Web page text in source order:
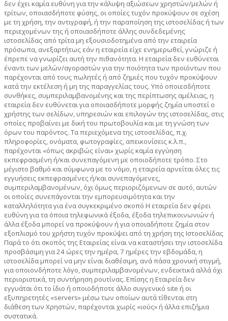
δεν έχει καμία ευθύνη για την κάλυψη αξιώσεων χρηστών/μελών ή
τρίτων, οποιασδήποτε φύσης, οι οποίες τυχόν προκύψουν σε σχέση
με τη χρήση, την αντιγραφή, ή την παραποίηση της ιστοσελίδας ή των
περιεχομένων της ή οποιασδήποτε άλλης συνδεδεμένης
ιστοσελίδας από τρίτα μη εξουσιοδοτημένα από την εταιρεία
πρόσωπα, ανεξαρτήτως εάν η εταιρεία είχε ενημερωθεί, γνώριζε ή
έπρεπε να γνωρίζει αυτή την πιθανότητα. Η εταιρεία δεν ευθύνεται
έναντι των μελών/αγοραστών για την ποιότητα των προϊόντων που
παρέχονται από τους πωλητές ή από ζημιές που τυχόν προκύψουν
κατά την εκτέλεση ή μη της παραγγελίας τους. Υπό οποιεσδήποτε
συνθήκες, συμπεριλαμβανομένης και της περίπτωσης αμέλειας, η
εταιρεία δεν ευθύνεται για οποιασδήποτε μορφής ζημία υποστεί ο
χρήστης των σελίδων, υπηρεσιών και επιλογών της ιστοσελίδας, στις
οποίες προβαίνει με δική του πρωτοβουλία και με τη γνώση των
όρων του παρόντος. Τα περιεχόμενα της ιστοσελίδας, π.χ.
πληροφορίες, ονόματα, φωτογραφίες, απεικονίσεις κ.λ.π.,
παρέχονται «όπως ακριβώς είναι» χωρίς καμία εγγύηση
εκπεφρασμένη ή/και συνεπαγόμενη με οποιοδήποτε τρόπο. Στο
μέγιστο βαθμό και σύμφωνα με το νόμο, η εταιρεία αρνείται όλες τις
εγγυήσεις εκπεφρασμένες ή/και συνεπαγόμενες,
συμπεριλαμβανομένων, όχι όμως περιοριζόμενων σε αυτό, αυτών
οι οποίες συνεπάγονται την εμπορευσιμότητα και την
καταλληλότητα για ένα συγκεκριμένο σκοπό Η εταιρεία δεν φέρει
ευθύνη για τα όποια τηλεφωνικά έξοδα, έξοδα τηλεπικοινωνιών ή
άλλα έξοδα μπορεί να προκύψουν ή για οποιαδήποτε ζημία στον
εξοπλισμό του χρήστη τυχόν προκύψει από τη χρήση της Ιστοσελίδας
Παρά το ότι σκοπός της Εταιρείας είναι να καταστήσει την ιστοσελίδα
προσβάσιμη για 24 ώρες την ημέρα, 7 ημέρες την εβδομάδα, η
ιστοσελίδα μπορεί να μην είναι διαθέσιμη, ανά πάσα χρονική στιγμή,
για οποιονδήποτε λόγο, συμπεριλαμβανομένων, ενδεικτικά αλλά όχι
περιοριστικά, τη συντήρηση ρουτίνας. Επίσης η Εταιρεία δεν
εγγυάται ότι το ίδιο ή οποιοδήποτε άλλο συγγενικό site ή οι
εξυπηρετητές «servers» μέσω των οποίων αυτά τίθενται στη
διάθεση των Χρηστών, παρέχονται χωρίς «ιούς» ή άλλα επιζήμια
συστατικά.